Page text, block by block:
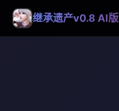
继承遗产v0.8 AI版